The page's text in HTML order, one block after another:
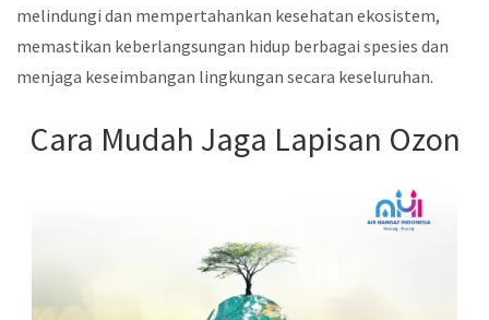
melindungi dan mempertahankan kesehatan ekosistem,
memastikan keberlangsungan hidup berbagai spesies dan
menjaga keseimbangan lingkungan secara keseluruhan.
Cara Mudah Jaga Lapisan Ozon